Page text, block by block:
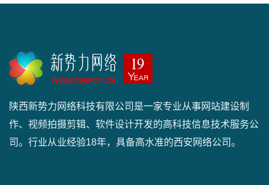
陕西新势力网络科技有限公司是一家专业从事网站建设制
作、视频拍摄剪辑、软件设计开发的高科技信息技术服务公
司。行业从业经验18年，具备高水准的西安网络公司。